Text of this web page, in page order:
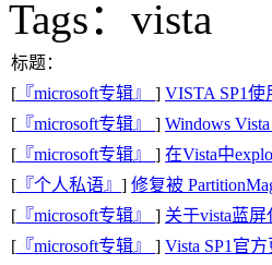
Tags：vista
标题：
[ 『microsoft专辑』 ] VISTA SP1
[ 『microsoft专辑』 ] Windows
[ 『microsoft专辑』 ] 在Vista中
[ 『个人私语』 ] 修复被
[ 『microsoft专辑』 ] 关于vista蓝
[ 『microsoft专辑』 ] Vista SP1官